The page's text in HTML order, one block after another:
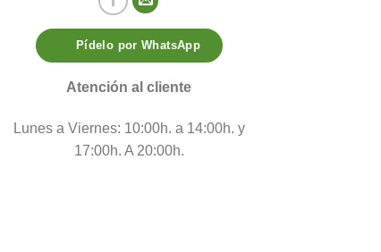
Pídelo por WhatsApp
Atención al cliente
Lunes a Viernes: 10:00h. a 14:00h. y
17:00h. A 20:00h.